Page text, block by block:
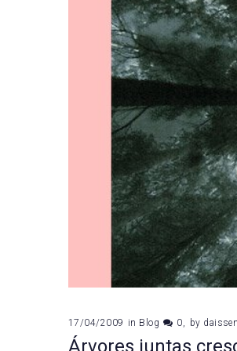
17/04/2009 in Blog 0 by daissen
Árvores juntas